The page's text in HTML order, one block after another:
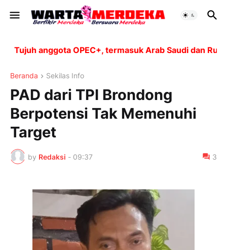
Tujuh anggota OPEC+, termasuk Arab Saudi dan
Beranda Sekilas Info
PAD dari TPI Brondong
Berpotensi Tak Memenuhi
Target
by Redaksi - 09:37 3